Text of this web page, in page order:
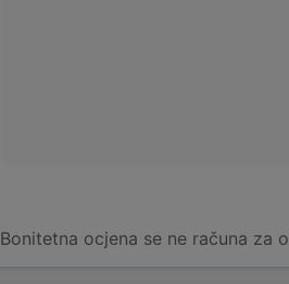
Bonitetna ocjena se ne računa za